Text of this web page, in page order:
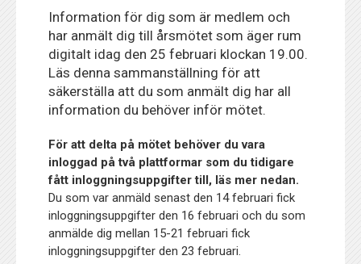
Information för dig som är medlem och
har anmält dig till årsmötet som äger rum
digitalt idag den 25 februari klockan 19.00.
Läs denna sammanställning för att
säkerställa att du som anmält dig har all
information du behöver inför mötet.
För att delta på mötet behöver du vara
inloggad på två plattformar som du tidigare
fått inloggningsuppgifter till, läs mer nedan.
Du som var anmäld senast den 14 februari fick
inloggningsuppgifter den 16 februari och du som
anmälde dig mellan 15-21 februari fick
inloggningsuppgifter den 23 februari.